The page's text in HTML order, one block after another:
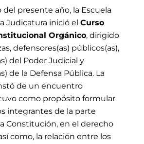
del presente año, la Escuela
Judicatura inició el Curso
Orgánico, dirigido
defensores(as) públicos(as),
del Poder Judicial y
de la Defensa Pública. La
de un encuentro
como propósito formular
integrantes de la parte
Constitución, en el derecho
como, la relación entre los